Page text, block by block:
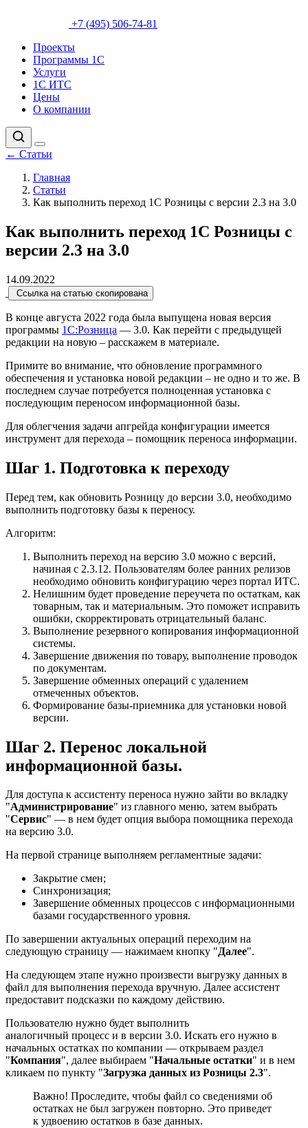
+7 (495) 506-74-81
Проекты
Программы 1С
Услуги
1С ИТС
Цены
О компании
← Статьи
Главная
Статьи
Как выполнить переход 1С Розницы с версии 2.3 на 3.0
Как выполнить переход 1С Розницы с
версии 2.3 на 3.0
14.09.2022
Ссылка на статью скопирована
В конце августа 2022 года была выпущена новая версия
программы 1С:Розница — 3.0. Как перейти с предыдущей
редакции на новую – расскажем в материале.
Примите во внимание, что обновление программного
обеспечения и установка новой редакции – не одно и то же. В
последнем случае потребуется полноценная установка с
последующим переносом информационной базы.
Для облегчения задачи апгрейда конфигурации имеется
инструмент для перехода – помощник переноса информации.
Шаг 1. Подготовка к переходу
Перед тем, как обновить Розницу до версии 3.0, необходимо
выполнить подготовку базы к переносу.
Алгоритм:
Выполнить переход на версию 3.0 можно с версий,
начиная с 2.3.12. Пользователям более ранних релизов
необходимо обновить конфигурацию через портал ИТС.
Нелишним будет проведение переучета по остаткам, как
товарным, так и материальным. Это поможет исправить
ошибки, скорректировать отрицательный баланс.
Выполнение резервного копирования информационной
системы.
Завершение движения по товару, выполнение проводок
по документам.
Завершение обменных операций с удалением
отмеченных объектов.
Формирование базы-приемника для установки новой
версии.
Шаг 2. Перенос локальной
информационной базы.
Для доступа к ассистенту переноса нужно зайти во вкладку
"Администрирование" из главного меню, затем выбрать
"Сервис" — в нем будет опция выбора помощника перехода
на версию 3.0.
На первой странице выполняем регламентные задачи:
Закрытие смен;
Синхронизация;
Завершение обменных процессов с информационными
базами государственного уровня.
По завершении актуальных операций переходим на
следующую страницу — нажимаем кнопку "Далее".
На следующем этапе нужно произвести выгрузку данных в
файл для выполнения перехода вручную. Далее ассистент
предоставит подсказки по каждому действию.
Пользователю нужно будет выполнить
аналогичный процесс и в версии 3.0. Искать его нужно в
начальных остатках по компании — открываем раздел
"Компания", далее выбираем "Начальные остатки" и в нем
кликаем по пункту "Загрузка данных из Розницы 2.3".
Важно! Проследите, чтобы файл со сведениями об
остатках не был загружен повторно. Это приведет
к удвоению остатков в базе данных.